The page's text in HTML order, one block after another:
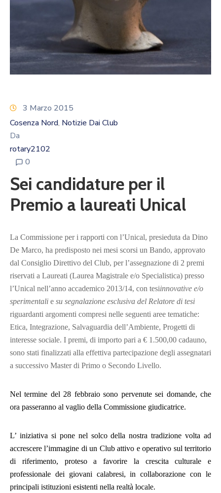
3 Marzo 2015
Cosenza Nord‚ Notizie Dai Club
Da
rotary2102
0
Sei candidature per il
Premio a laureati Unical
La Commissione per i rapporti con l’Unical, presieduta da Dino
De Marco, ha predisposto nei mesi scorsi un Bando, approvato
dal Consiglio Direttivo del Club, per l’assegnazione di 2 premi
riservati a Laureati (Laurea Magistrale e/o Specialistica) presso
l’Unical nell’anno accademico 2013/14, con tesiinnovative e/o
sperimentali e su segnalazione esclusiva del Relatore di tesi
riguardanti argomenti compresi nelle seguenti aree tematiche:
Etica, Integrazione, Salvaguardia dell’Ambiente, Progetti di
interesse sociale. I premi, di importo pari a € 1.500,00 cadauno,
sono stati finalizzati alla effettiva partecipazione degli assegnatari
a successivo Master di Primo o Secondo Livello.
Nel termine del 28 febbraio sono pervenute sei domande, che
ora passeranno al vaglio della Commissione giudicatrice.
L’ iniziativa si pone nel solco della nostra tradizione volta ad
accrescere l’immagine di un Club attivo e operativo sul territorio
di riferimento, proteso a favorire la crescita culturale e
professionale dei giovani calabresi, in collaborazione con le
principali istituzioni esistenti nella realtà locale.